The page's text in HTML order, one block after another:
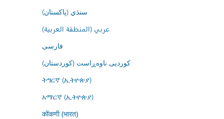
سنڌي (پاکستان)
عربي (المنطقة العربية)
فارسى
کوردیی ناوەڕاست (کوردستان)
ትግርኛ (ኢትዮጵያ)
አማርኛ (ኢትዮጵያ)
कोंकणी (भारत)